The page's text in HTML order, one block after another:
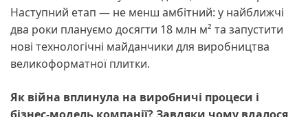
Наступний етап — не менш амбітний: у найближчі
два роки плануємо досягти 18 млн м² та запустити
нові технологічні майданчики для виробництва
великоформатної плитки.
Як війна вплинула на виробничі процеси і